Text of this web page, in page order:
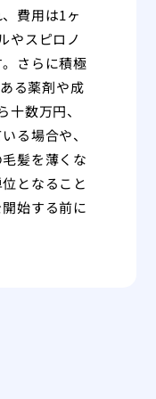
費用は1ヶ
やスピロノ
さらに積極
る薬剤や成
数万円、
る場合や、
髪を薄くな
となること
始する前に